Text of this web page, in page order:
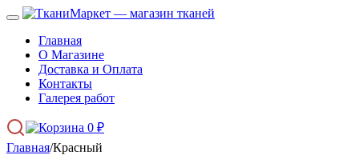
Главная
О Магазине
Доставка и Оплата
Контакты
Галерея работ
0 ₽
Главная/Красный